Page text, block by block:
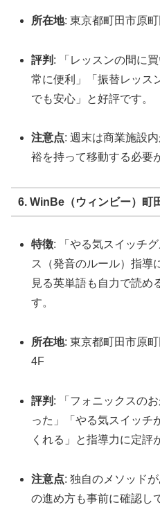
所在地: 東京都町田市原
評判 : 「レッスンの間に
常に便利」「振替レッス
でも安心」と好評です。
注意点: 週末は商業施設
裕を持って移動する必要
6. WinBe（ウィンビー）町
特徴: 「やる気スイッチ
ス（発音のルール）指導
見る英単語も自力で読め
す。
所在地: 東京都町田市原
4F
評判 : 「フォニックスの
った」「やる気スイッチ
くれる」と指導力に定評
注意点: 独自のメソッド
の進め方も事前に確認し